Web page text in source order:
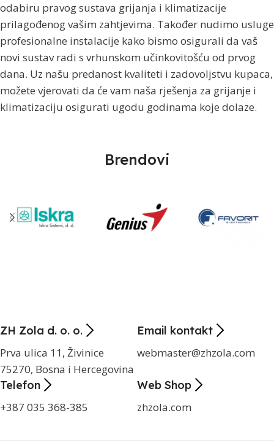
odabiru pravog sustava grijanja i klimatizacije
prilagođenog vašim zahtjevima. Također nudimo usluge
profesionalne instalacije kako bismo osigurali da vaš
novi sustav radi s vrhunskom učinkovitošću od prvog
dana. Uz našu predanost kvaliteti i zadovoljstvu kupaca,
možete vjerovati da će vam naša rješenja za grijanje i
klimatizaciju osigurati ugodu godinama koje dolaze.
Brendovi
ZH Zola d. o. o.
Prva ulica 11, Živinice
75270, Bosna i Hercegovina
Email kontakt
webmaster@zhzola.com
Telefon
+387 035 368-385
Web Shop
zhzola.com